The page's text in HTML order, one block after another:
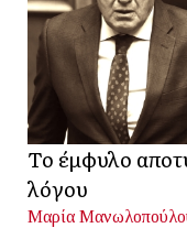
Το έμφυλο
λόγου
Μαρία